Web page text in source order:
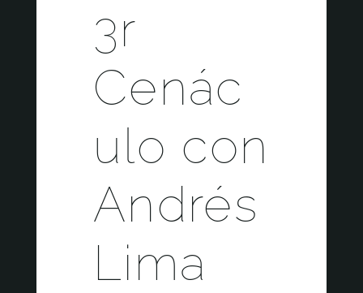
3r
Cenác
ulo con
Andrés
Lima